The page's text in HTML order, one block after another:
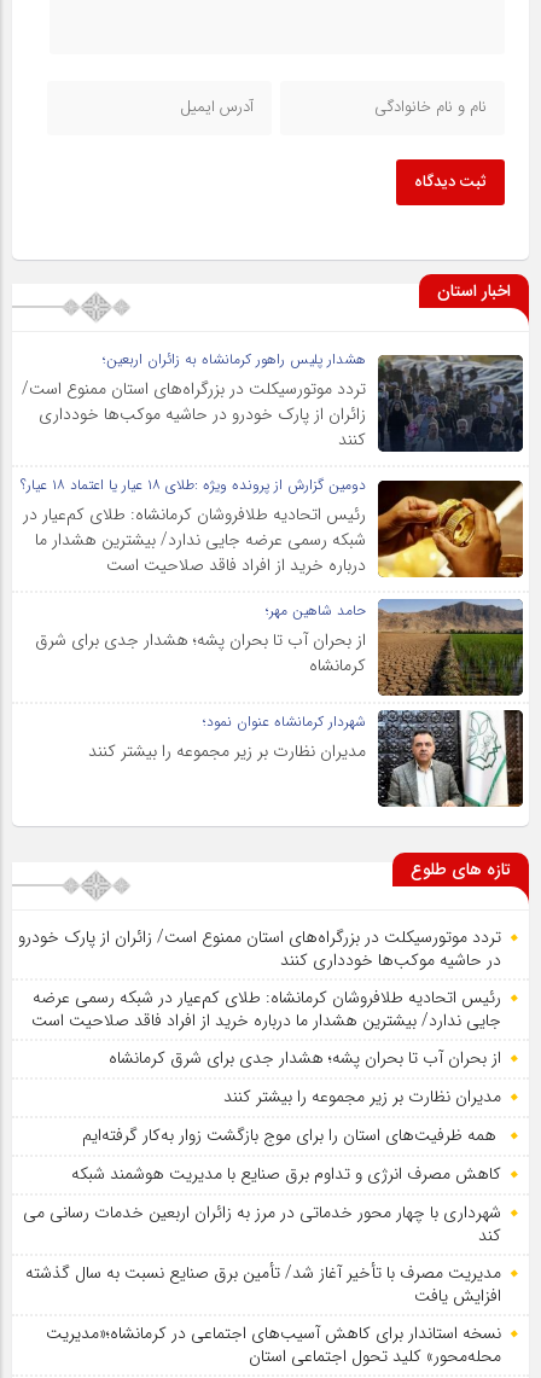
ثبت دیدگاه
اخبار استان
هشدار پلیس راهور کرمانشاه به زائران اربعین؛
تردد موتورسیکلت در بزرگراه‌های استان ممنوع است/
زائران از پارک خودرو در حاشیه موکب‌ها خودداری
کنند
دومین گزارش از پرونده ویژه :طلای ۱۸ عیار یا اعتماد ۱۸ عیار؟
رئیس اتحادیه طلافروشان کرمانشاه: طلای کم‌عیار در
شبکه رسمی عرضه جایی ندارد/ بیشترین هشدار ما
درباره خرید از افراد فاقد صلاحیت است
حامد شاهین مهر؛
از بحران آب تا بحران پشه؛ هشدار جدی برای شرق
کرمانشاه
شهردار کرمانشاه عنوان نمود؛
مدیران نظارت بر زیر مجموعه را بیشتر کنند
تازه های طلوع
تردد موتورسیکلت در بزرگراه‌های استان ممنوع است/ زائران از پارک خودرو
در حاشیه موکب‌ها خودداری کنند
رئیس اتحادیه طلافروشان کرمانشاه: طلای کم‌عیار در شبکه رسمی عرضه
جایی ندارد/ بیشترین هشدار ما درباره خرید از افراد فاقد صلاحیت است
از بحران آب تا بحران پشه؛ هشدار جدی برای شرق کرمانشاه
مدیران نظارت بر زیر مجموعه را بیشتر کنند
همه ظرفیت‌های استان را برای موج بازگشت زوار به‌کار گرفته‌ایم
کاهش مصرف انرژی و تداوم برق صنایع با مدیریت هوشمند شبکه
شهرداری با چهار محور خدماتی در مرز به زائران اربعین خدمات رسانی می
کند
مدیریت مصرف با تأخیر آغاز شد/ تأمین برق صنایع نسبت به سال گذشته
افزایش یافت
نسخه استاندار برای کاهش آسیب‌های اجتماعی در کرمانشاه؛«مدیریت
محله‌محور» کلید تحول اجتماعی استان